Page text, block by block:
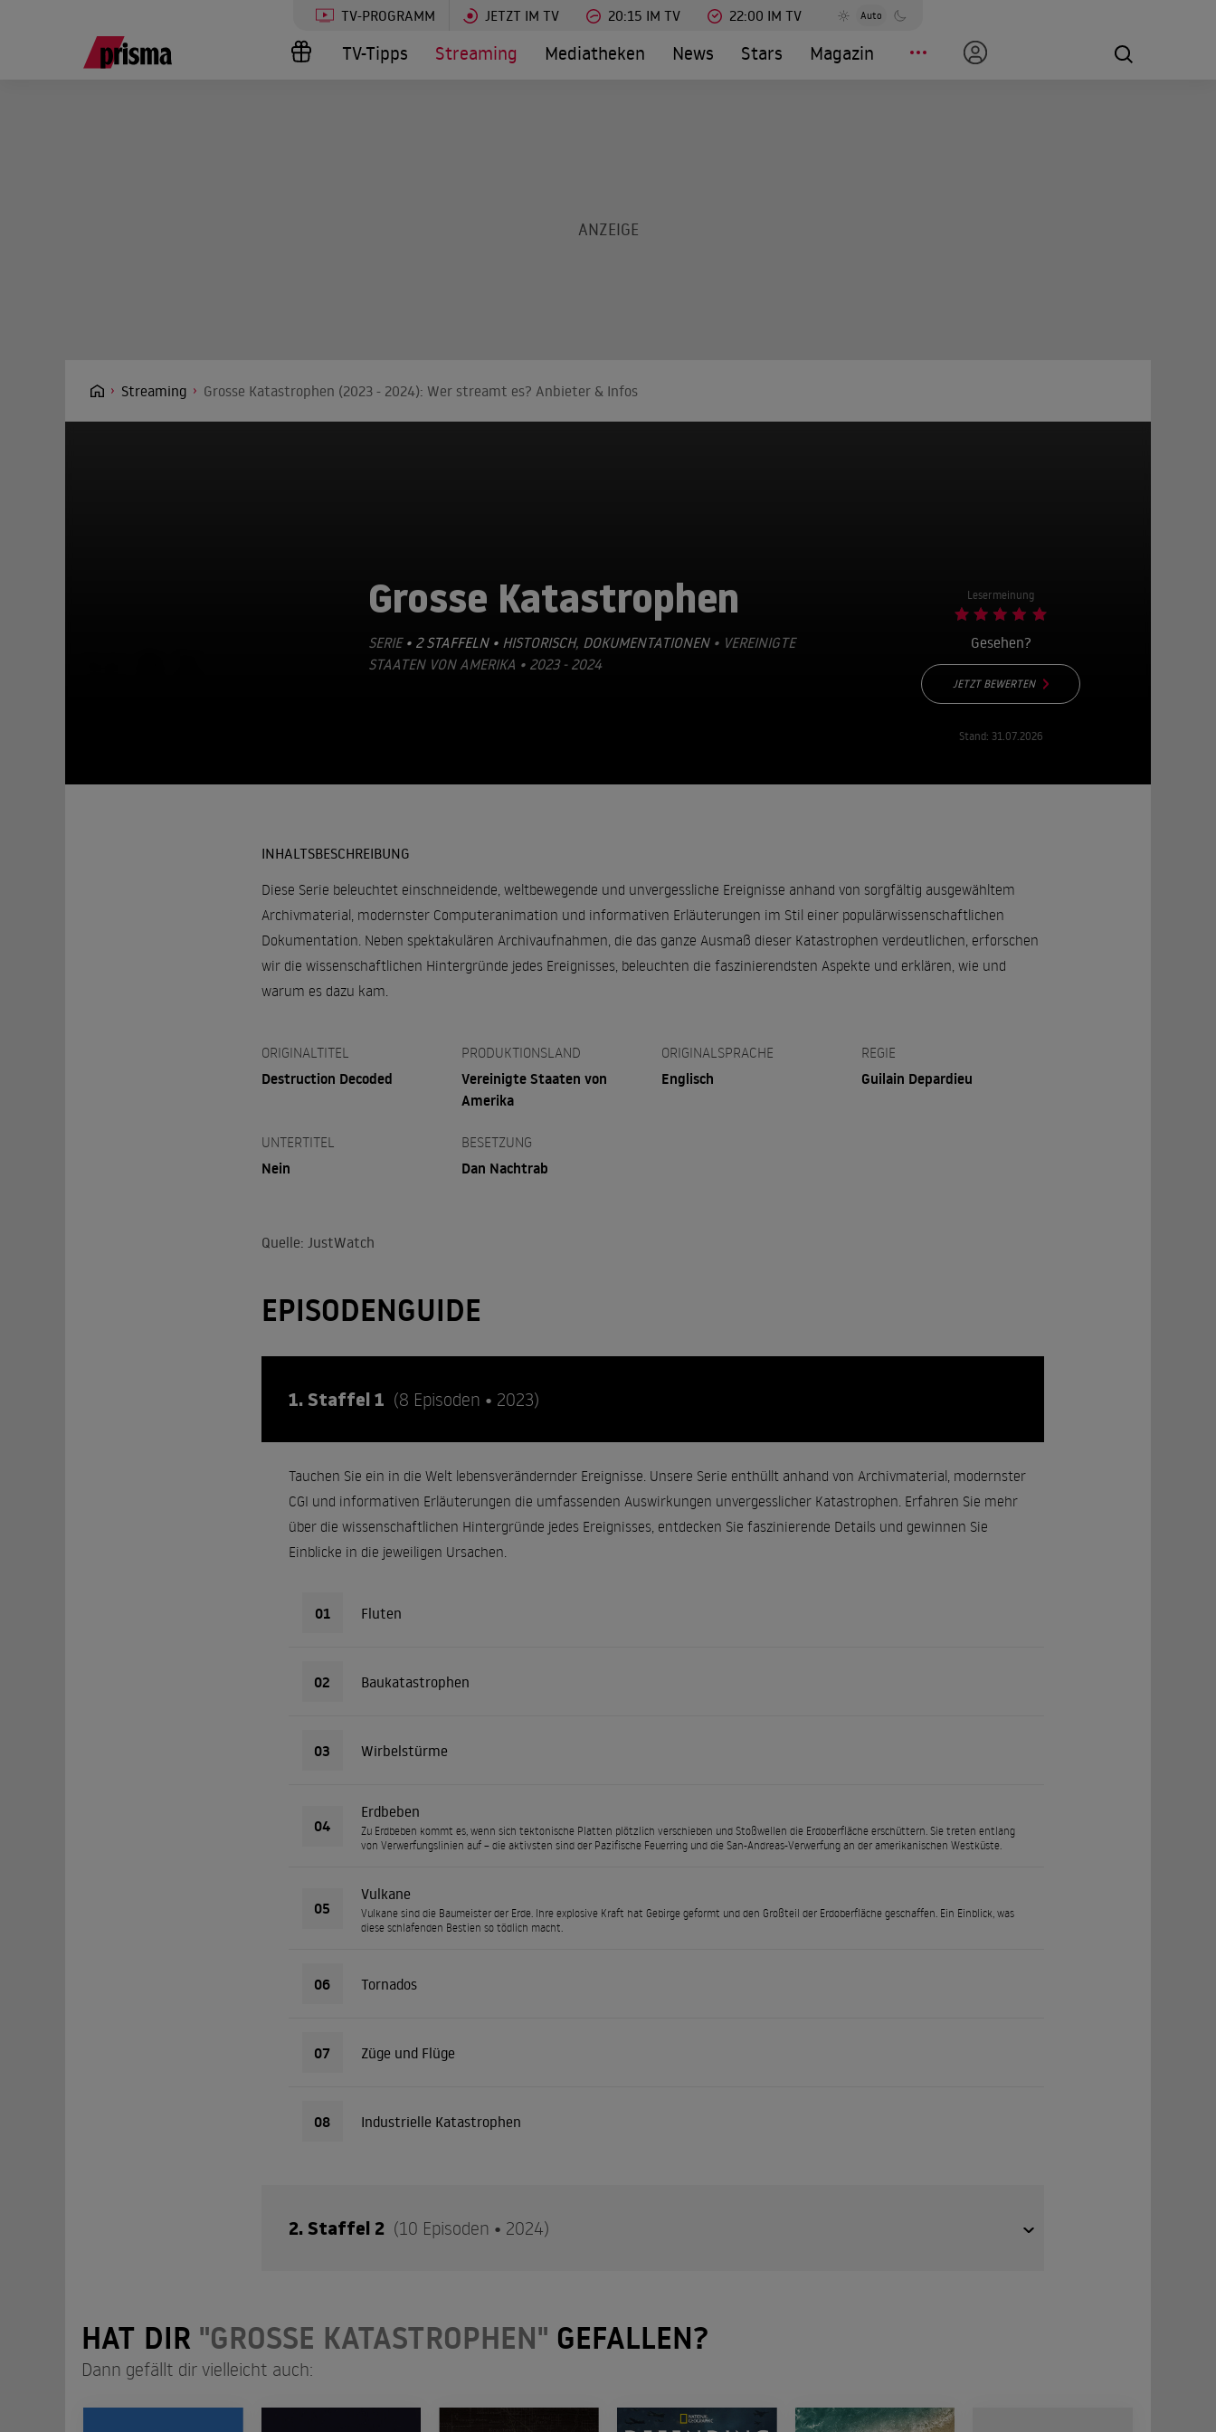
TV-PROGRAMM JETZT IM TV 20:15 IM TV 22:00 IM TV Auto
TV-Tipps Streaming Mediatheken News Stars Magazin
Streaming Grosse Katastrophen (2023 - 2024): Wer streamt es? Anbieter & Infos
Grosse Katastrophen
SERIE • 2 STAFFELN • HISTORISCH, DOKUMENTATIONEN• VEREINIGTE
STAATEN VON AMERIKA • 2023 - 2024
Lesermeinung
Gesehen?
JETZT BEWERTEN
Stand: 31.07.2026
INHALTSBESCHREIBUNG
Diese Serie beleuchtet einschneidende, weltbewegende und unvergessliche Ereignisse anhand von sorgfältig ausgewähltem
Archivmaterial, modernster Computeranimation und informativen Erläuterungen im Stil einer populärwissenschaftlichen
Dokumentation. Neben spektakulären Archivaufnahmen, die das ganze Ausmaß dieser Katastrophen verdeutlichen, erforschen
wir die wissenschaftlichen Hintergründe jedes Ereignisses, beleuchten die faszinierendsten Aspekte und erklären, wie und
warum es dazu kam.
ORIGINALTITEL
Destruction Decoded
PRODUKTIONSLAND
Vereinigte Staaten von
Amerika
ORIGINALSPRACHE
Englisch
REGIE
Guilain Depardieu
UNTERTITEL
Nein
BESETZUNG
Dan Nachtrab
Quelle: JustWatch
EPISODENGUIDE
1. Staffel 1 (8 Episoden • 2023)
Tauchen Sie ein in die Welt lebensverändernder Ereignisse. Unsere Serie enthüllt anhand von Archivmaterial, modernster
CGI und informativen Erläuterungen die umfassenden Auswirkungen unvergesslicher Katastrophen. Erfahren Sie mehr
über die wissenschaftlichen Hintergründe jedes Ereignisses, entdecken Sie faszinierende Details und gewinnen Sie
Einblicke in die jeweiligen Ursachen.
01 Fluten
02 Baukatastrophen
03 Wirbelstürme
04
Erdbeben
Zu Erdbeben kommt es, wenn sich tektonische Platten plötzlich verschieben und Stoßwellen die Erdoberfläche erschüttern. Sie treten entlang
von Verwerfungslinien auf – die aktivsten sind der Pazifische Feuerring und die San-Andreas-Verwerfung an der amerikanischen Westküste.
05
Vulkane
Vulkane sind die Baumeister der Erde. Ihre explosive Kraft hat Gebirge geformt und den Großteil der Erdoberfläche geschaffen. Ein Einblick, was
diese schlafenden Bestien so tödlich macht.
06 Tornados
07 Züge und Flüge
08 Industrielle Katastrophen
2. Staffel 2 (10 Episoden • 2024)
HAT DIR "GROSSE KATASTROPHEN" GEFALLEN?
Dann gefällt dir vielleicht auch: